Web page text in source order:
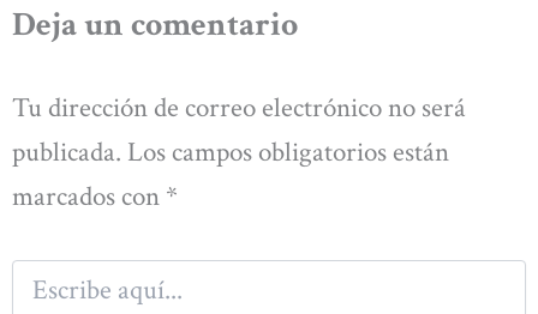
Deja un comentario
Tu dirección de correo electrónico no será
publicada. Los campos obligatorios están
marcados con *
Escribe
aquí...